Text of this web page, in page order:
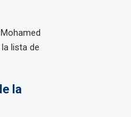
lista de
la